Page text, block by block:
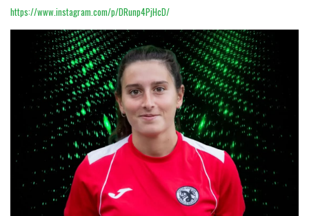
https://www.instagram.com/p/DRunp4PjHcD/